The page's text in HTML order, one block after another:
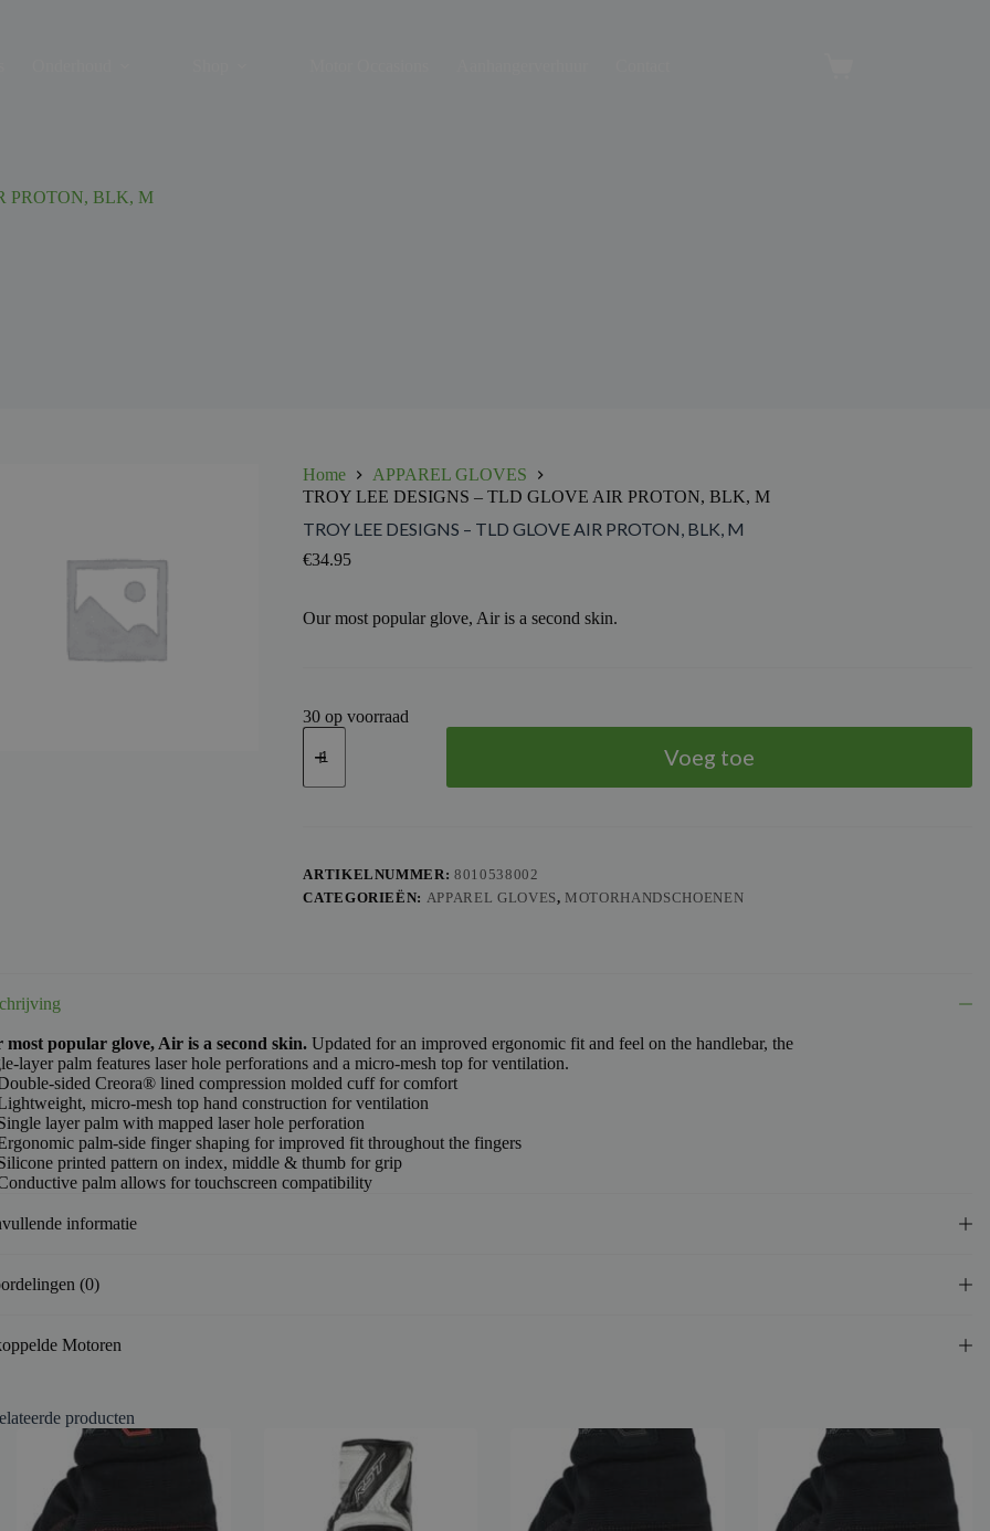
PROTON, BLK, M
Home
APPAREL GLOVES
TROY LEE DESIGNS – TLD GLOVE AIR PROTON, BLK, M
TROY LEE DESIGNS – TLD GLOVE AIR PROTON, BLK, M
€34.95
Our most popular glove, Air is a second skin.
30 op voorraad
TROY
LEE
-
PROTON,
BLK,
M
Voeg toe
ARTIKELNUMMER:8010538002
CATEGORIEËN: APPAREL GLOVES, MOTORHANDSCHOENEN
most popular glove, Air is a second skin.Updated for an improved ergonomic fit and feel on the handlebar, the
layer palm features laser hole perforations and a micro-mesh top for ventilation.
sided Creora® lined compression molded cuff for comfort
micro-mesh top hand construction for ventilation
layer palm with mapped laser hole perforation
palm-side finger shaping for improved fit throughout the fingers
printed pattern on index, middle & thumb for grip
palm allows for touchscreen compatibility
informatie
(0)
Motoren
producten